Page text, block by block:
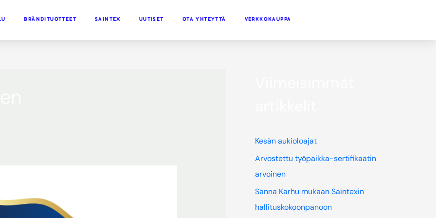
BRÄNDITUOTTEET SAINTEX UUTISET OTA YHTEYTTÄ VERKKOKAUPPA
Kesän aukioloajat
Arvostettu työpaikka-sertifikaatin
arvoinen
Sanna Karhu mukaan Saintexin
hallituskokoonpanoon